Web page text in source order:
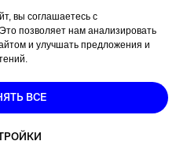
Юрьевна
соглашение
вы соглашаетесь с
позволяет нам анализировать
и улучшать предложения и
ВСЕ